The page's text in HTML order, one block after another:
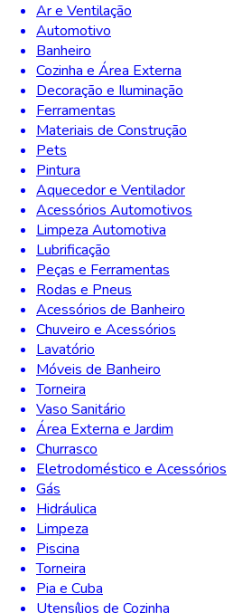
Ar e Ventilação
Automotivo
Banheiro
Cozinha e Área Externa
Decoração e Iluminação
Ferramentas
Materiais de Construção
Pets
Pintura
Aquecedor e Ventilador
Acessórios Automotivos
Limpeza Automotiva
Lubrificação
Peças e Ferramentas
Rodas e Pneus
Acessórios de Banheiro
Chuveiro e Acessórios
Lavatório
Móveis de Banheiro
Torneira
Vaso Sanitário
Área Externa e Jardim
Churrasco
Eletrodoméstico e Acessórios
Gás
Hidráulica
Limpeza
Piscina
Torneira
Pia e Cuba
Utensílios de Cozinha